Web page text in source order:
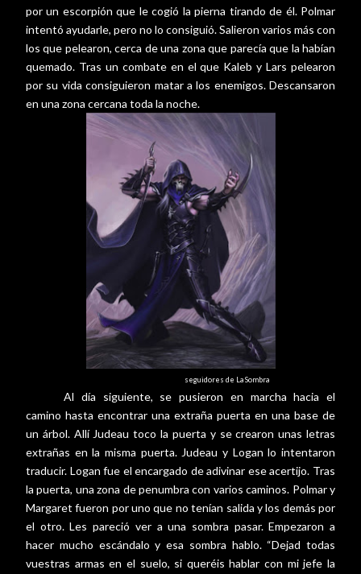
por un escorpión que le cogió la pierna tirando de él. Polmar
intentó ayudarle, pero no lo consiguió. Salieron varios más con
los que pelearon, cerca de una zona que parecía que la habían
quemado. Tras un combate en el que Kaleb y Lars pelearon
por su vida consiguieron matar a los enemigos. Descansaron
en una zona cercana toda la noche.
seguidores de La Sombra
Al día siguiente, se pusieron en marcha hacia el
camino hasta encontrar una extraña puerta en una base de
un árbol. Allí Judeau toco la puerta y se crearon unas letras
extrañas en la misma puerta. Judeau y Logan lo intentaron
traducir. Logan fue el encargado de adivinar ese acertijo. Tras
la puerta, una zona de penumbra con varios caminos. Polmar y
Margaret fueron por uno que no tenían salida y los demás por
el otro. Les pareció ver a una sombra pasar. Empezaron a
hacer mucho escándalo y esa sombra hablo. “Dejad todas
vuestras armas en el suelo, si queréis hablar con mi jefe la